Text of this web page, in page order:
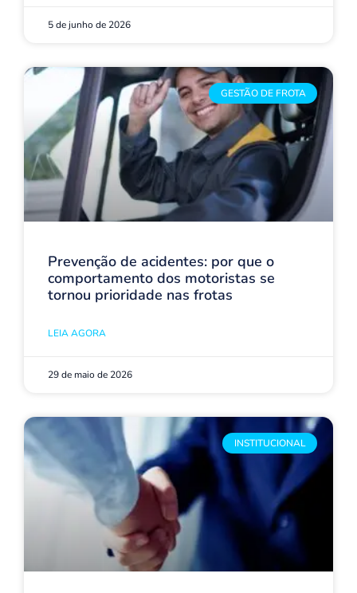
5 de junho de 2026
GESTÃO DE FROTA
Prevenção de acidentes: por que o
comportamento dos motoristas se
tornou prioridade nas frotas
LEIA AGORA
29 de maio de 2026
INSTITUCIONAL